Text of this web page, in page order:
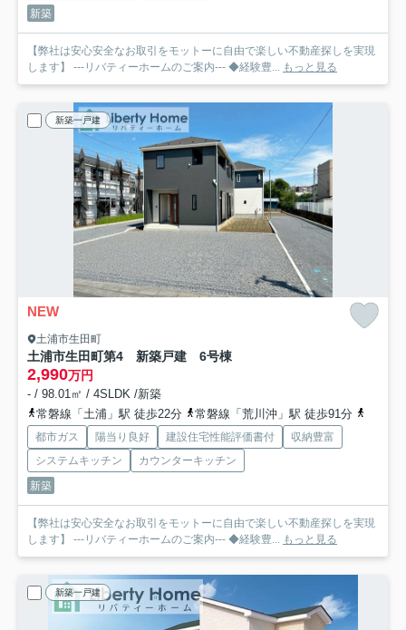
新築
【弊社は安心安全なお取引をモットーに自由で楽しい不動産探しを実現
します】 ---リバティーホームのご案内--- ◆経験豊...
もっと見る
新築一戸建
NEW
土浦市生田町
土浦市生田町第4 新築戸建 6号棟
2,990万円
- / 98.01㎡ / 4SLDK /新築
常磐線「土浦」駅 徒歩22分
常磐線「荒川沖」駅 徒歩91分
都市ガス 陽当り良好 建設住宅性能評価書付
収納豊富
システムキッチン
カウンターキッチン
新築
【弊社は安心安全なお取引をモットーに自由で楽しい不動産探しを実現
します】 ---リバティーホームのご案内--- ◆経験豊...
もっと見る
新築一戸建